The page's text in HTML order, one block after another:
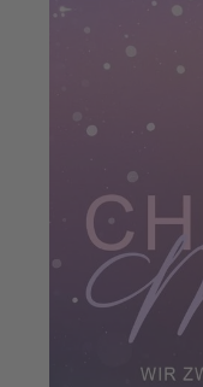
Produktbilder
Buch